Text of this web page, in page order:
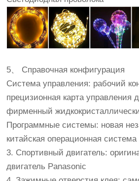
5、 Справочная конфигурация
Система управления: рабочий
прецизионная карта управления
фирменный
Программные системы: новая
китайская операционная система
3. Спортивный двигатель:
двигатель Panasonic